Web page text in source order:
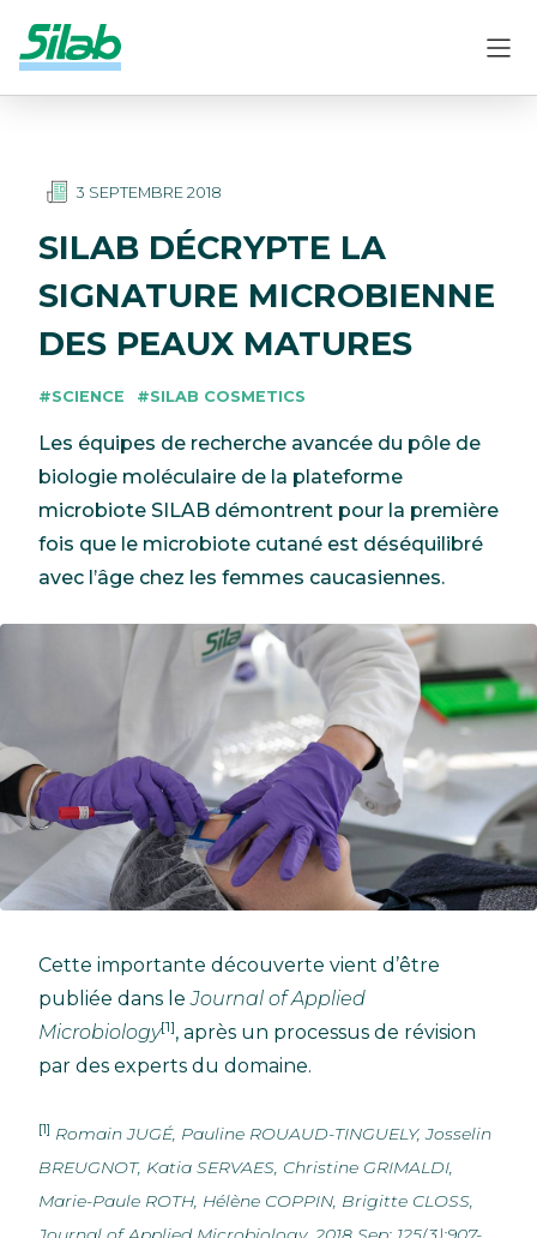
3 SEPTEMBRE 2018
SILAB DÉCRYPTE LA
SIGNATURE MICROBIENNE
DES PEAUX MATURES
#SCIENCE #SILAB COSMETICS
Les équipes de recherche avancée du pôle de
biologie moléculaire de la plateforme
microbiote SILAB démontrent pour la première
fois que le microbiote cutané est déséquilibré
avec l’âge chez les femmes caucasiennes.
Cette importante découverte vient d’être
publiée dans leJournal of Applied
Microbiology[1], après un processus de révision
par des experts du domaine.
[1] Romain JUGÉ, Pauline ROUAUD-TINGUELY, Josselin
BREUGNOT, Katia SERVAES, Christine GRIMALDI,
Marie-Paule ROTH, Hélène COPPIN, Brigitte CLOSS,